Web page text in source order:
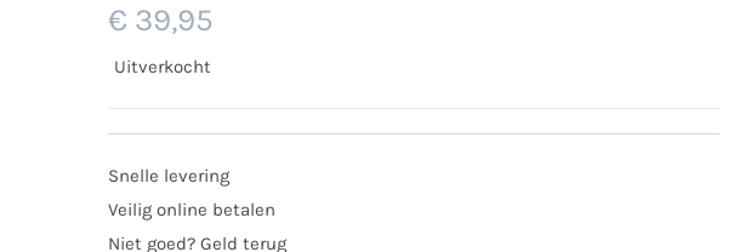
€ 39,95
Uitverkocht
Snelle levering
Veilig online betalen
Niet goed? Geld terug